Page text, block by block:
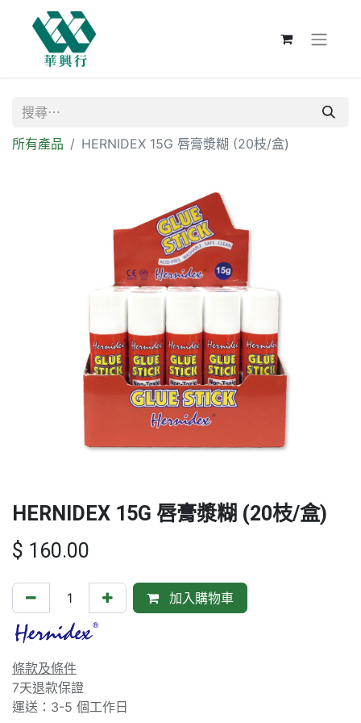
所有產品 HERNIDEX 15G 唇膏漿糊 (20枝/盒)
HERNIDEX 15G 唇膏漿糊 (20枝/盒)
$ 160.00
加入購物車
條款及條件
7天退款保證
運送：3-5 個工作日